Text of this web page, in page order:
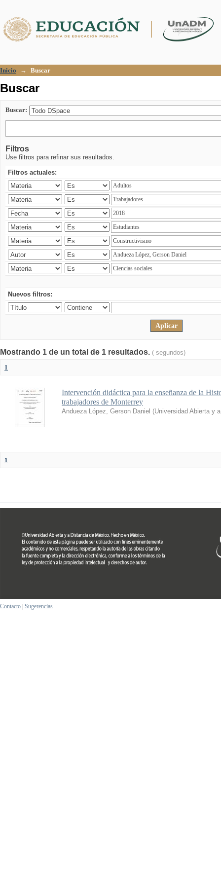
Inicio → Buscar
Buscar
Buscar:
Filtros
Use filtros para refinar sus resultados.
Filtros actuales:
Nuevos filtros:
Mostrando 1 de un total de 1 resultados. ( segundos)
1
Intervención didáctica para la enseñanza de la
trabajadores de Monterrey
Andueza López, Gerson Daniel (Universidad Abierta y
1
Contacto Sugerencias